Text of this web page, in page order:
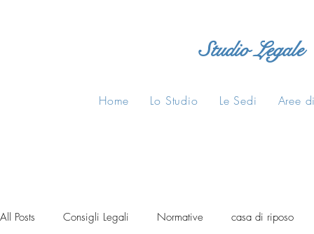
Studio Legale
Home Lo Studio Le Sedi Aree
All Posts Consigli Legali Normative casa di riposo